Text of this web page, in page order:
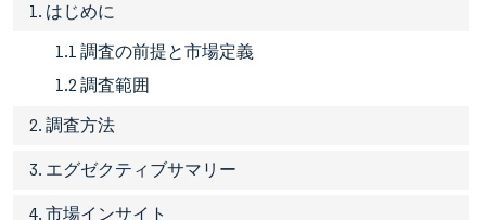
1. はじめに
1.1 調査の前提と市場定義
1.2 調査範囲
2. 調査方法
3. エグゼクティブサマリー
4. 市場インサイト